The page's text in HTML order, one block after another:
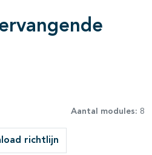
Aantal modules: 8
richtlijn